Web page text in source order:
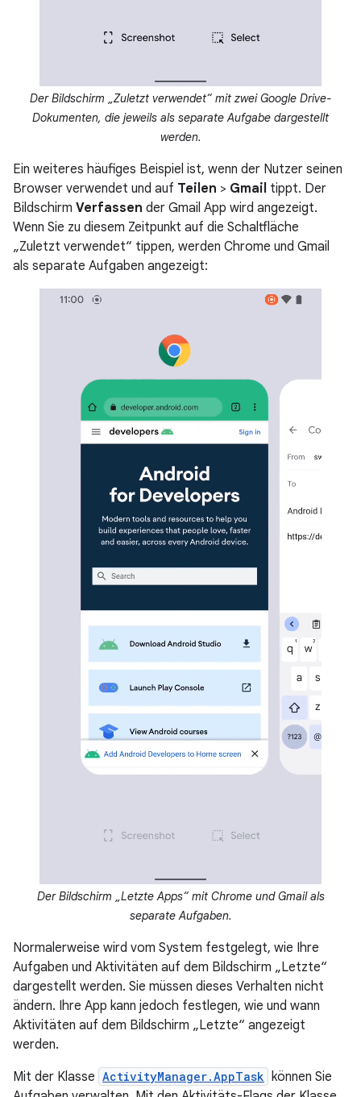
Der Bildschirm „Zuletzt verwendet“ mit zwei Google Drive-
Dokumenten, die jeweils als separate Aufgabe dargestellt
werden.
Ein weiteres häufiges Beispiel ist, wenn der Nutzer seinen
Browser verwendet und auf Teilen > Gmail tippt. Der
Bildschirm Verfassen der Gmail App wird angezeigt.
Wenn Sie zu diesem Zeitpunkt auf die Schaltfläche
„Zuletzt verwendet“ tippen, werden Chrome und Gmail
als separate Aufgaben angezeigt:
Der Bildschirm „Letzte Apps“ mit Chrome und Gmail als
separate Aufgaben.
Normalerweise wird vom System festgelegt, wie Ihre
Aufgaben und Aktivitäten auf dem Bildschirm „Letzte“
dargestellt werden. Sie müssen dieses Verhalten nicht
ändern. Ihre App kann jedoch festlegen, wie und wann
Aktivitäten auf dem Bildschirm „Letzte“ angezeigt
werden.
Mit der Klasse ActivityManager.AppTask
können Sie